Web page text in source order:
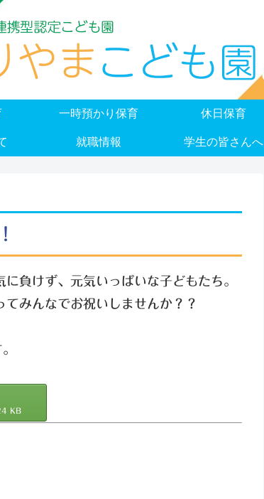
一時預かり保育 休日保育
就職情報 学生の皆さんへ
負けず、元気いっぱいな子どもたち。
みんなでお祝いしませんか？？
KB